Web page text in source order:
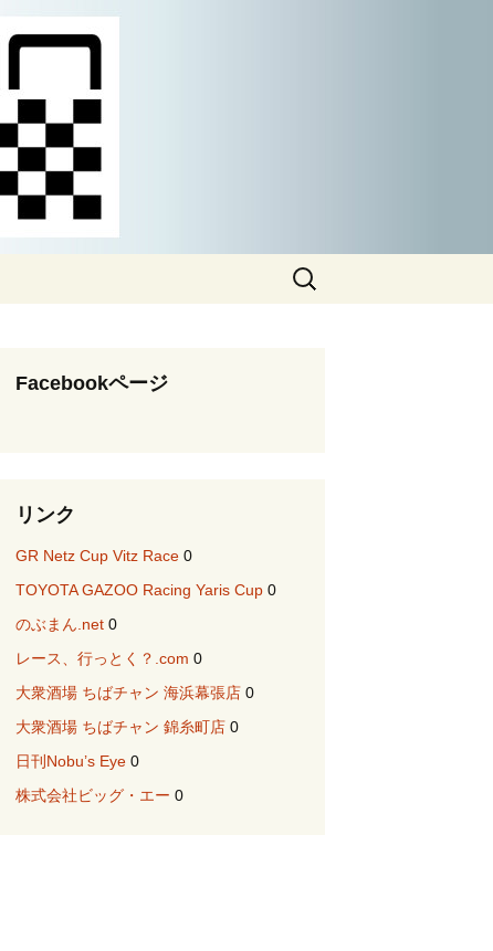
検
索:
Facebookページ
リンク
GR Netz Cup Vitz Race 0
TOYOTA GAZOO Racing Yaris Cup 0
のぶまん.net 0
レース、行っとく？.com 0
大衆酒場 ちばチャン 海浜幕張店 0
大衆酒場 ちばチャン 錦糸町店 0
日刊Nobu’s Eye 0
株式会社ビッグ・エー 0